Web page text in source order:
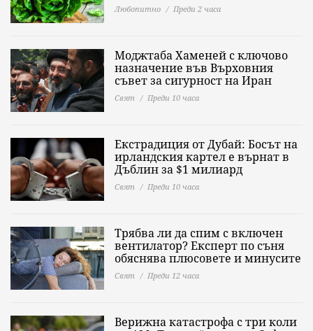
Любопитно Преди 2 часа
Моджтаба Хаменей с ключово
назначение във Върховния
съвет за сигурност на Иран
Свят Преди 10 часа
Екстрадиция от Дубай: Босът на
ирландския картел е върнат в
Дъблин за $1 милиард
Свят Преди 10 часа
Трябва ли да спим с включен
вентилатор? Експерт по съня
обяснява плюсовете и минусите
Свят Преди 12 часа
Верижна катастрофа с три коли